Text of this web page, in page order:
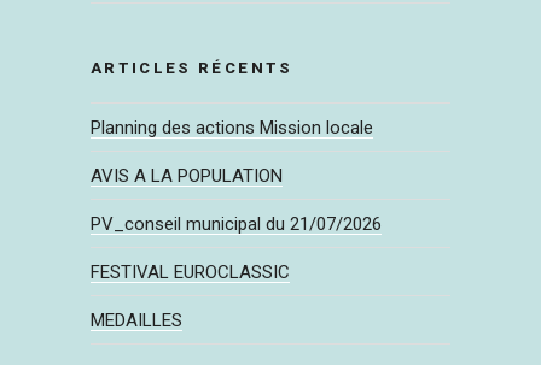
ARTICLES RÉCENTS
Planning des actions Mission locale
AVIS A LA POPULATION
PV_conseil municipal du 21/07/2026
FESTIVAL EUROCLASSIC
MEDAILLES